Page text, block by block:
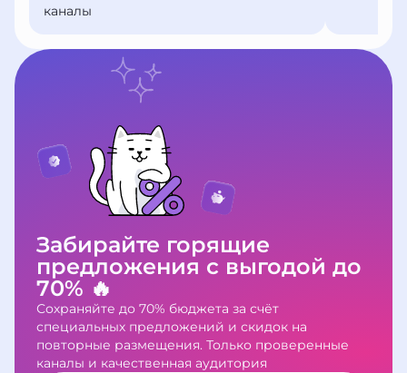
каналы
Забирайте горящие
предложения с выгодой до
70% 🔥
Сохраняйте до 70% бюджета за счёт
специальных предложений и скидок на
повторные размещения. Только проверенные
каналы и качественная аудитория